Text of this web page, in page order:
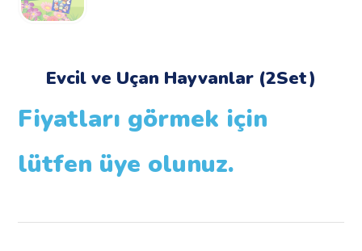
Evcil ve Uçan Hayvanlar (2Set)
Fiyatları görmek için
lütfen üye olunuz.